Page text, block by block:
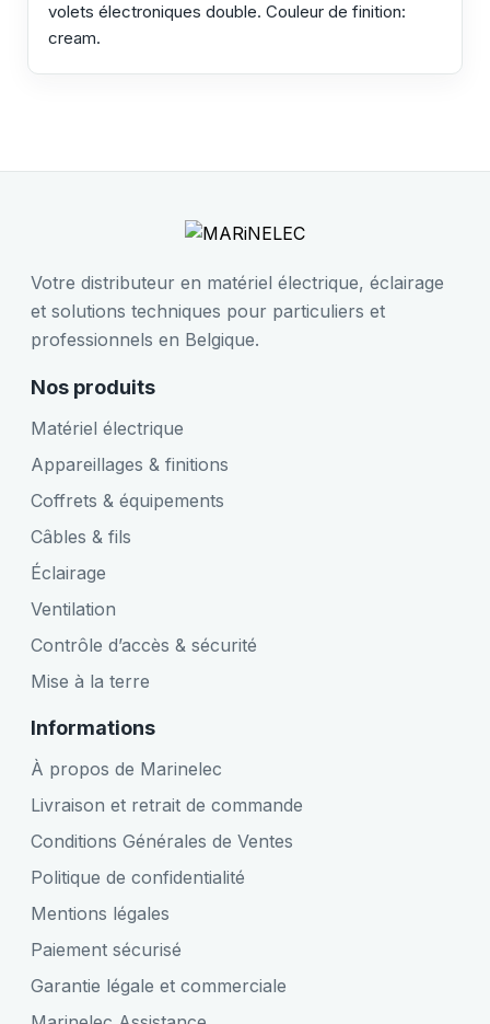
volets électroniques double. Couleur de finition:
cream.
Votre distributeur en matériel électrique, éclairage
et solutions techniques pour particuliers et
professionnels en Belgique.
Nos produits
Matériel électrique
Appareillages & finitions
Coffrets & équipements
Câbles & fils
Éclairage
Ventilation
Contrôle d’accès & sécurité
Mise à la terre
Informations
À propos de Marinelec
Livraison et retrait de commande
Conditions Générales de Ventes
Politique de confidentialité
Mentions légales
Paiement sécurisé
Garantie légale et commerciale